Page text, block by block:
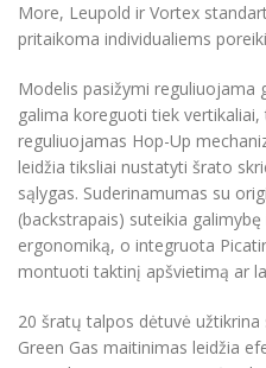
More, Leupold ir Vortex
pritaikoma individualiems
Modelis pasižymi reguliuojama
galima koreguoti tiek
reguliuojamas Hop-Up
leidžia tiksliai nustatyti šrato
sąlygas. Suderinamumas su
(backstrapais) suteikia
ergonomiką, o integruota
montuoti taktinį apšvietimą ar
20 šratų talpos dėtuvė
Green Gas maitinimas leidžia